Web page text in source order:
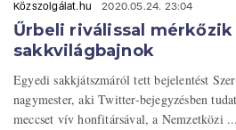
Közszolgálat.hu 2020.05.24. 23:04
Űrbeli riválissal mérkőzik
sakkvilágbajnok
Egyedi sakkjátszmáról tett bejelentést
nagymester, aki Twitter-bejegyzésben
meccset vív honfitársával, a Nemzetközi ...